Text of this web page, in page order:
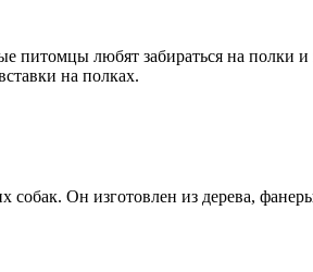
любят забираться на полки и
на полках.
Он изготовлен из дерева,